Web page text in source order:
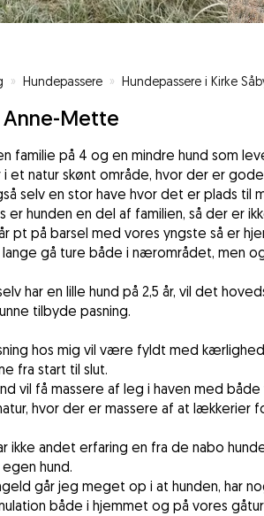
» Hundepassere » Hundepassere i Kirke
Anne-Mette
familie på 4 og en mindre hund som
i et natur skønt område, hvor der er
selv en stor have hvor det er plads til
er hunden en del af familien, så der er
pt på barsel med vores yngste så er
gå ture både i nærområdet, men
har en lille hund på 2,5 år, vil det
tilbyde pasning.
hos mig vil være fyldt med
fra start til slut.
vil få massere af leg i haven med
hvor der er massere af at lækkerier
ikke andet erfaring en fra de nabo
hund.
går jeg meget op i at hunden, har
både i hjemmet og på vores